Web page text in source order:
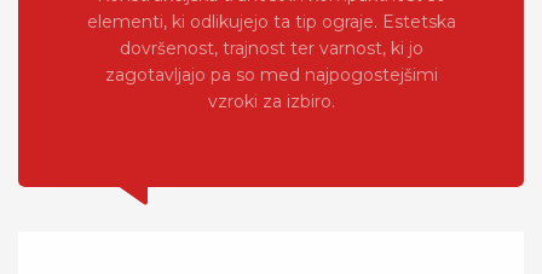
elementi, ki odlikujejo ta tip ograje. Estetska
dovršenost, trajnost ter varnost, ki jo
zagotavljajo pa so med najpogostejšimi
vzroki za izbiro.